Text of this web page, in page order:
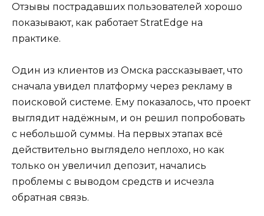
Отзывы пострадавших пользователей хорошо
показывают, как работает StratEdge на
практике.
Один из клиентов из Омска рассказывает, что
сначала увидел платформу через рекламу в
поисковой системе. Ему показалось, что проект
выглядит надёжным, и он решил попробовать
с небольшой суммы. На первых этапах всё
действительно выглядело неплохо, но как
только он увеличил депозит, начались
проблемы с выводом средств и исчезла
обратная связь.